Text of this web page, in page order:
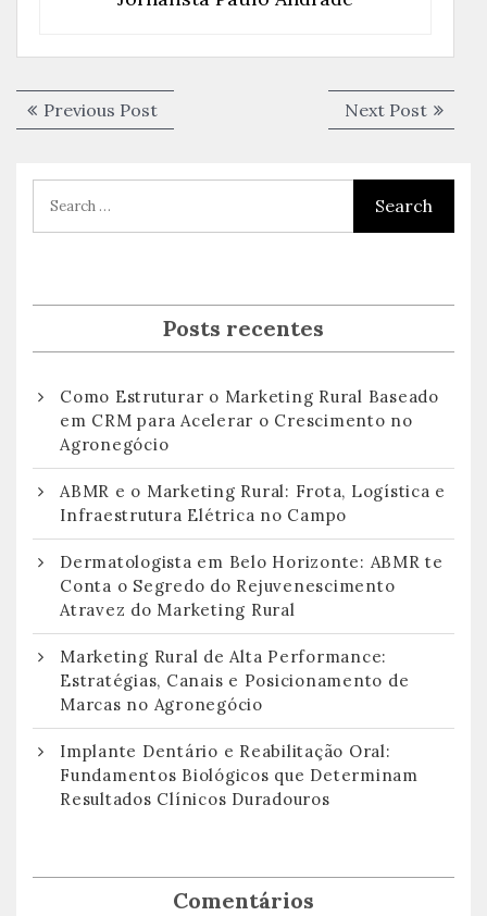
Navegação
de
Post
Previous PostPrevious
post:
Next PostNext
post:
Posts recentes
Como Estruturar o Marketing Rural Baseado
em CRM para Acelerar o Crescimento no
Agronegócio
ABMR e o Marketing Rural: Frota, Logística e
Infraestrutura Elétrica no Campo
Dermatologista em Belo Horizonte: ABMR te
Conta o Segredo do Rejuvenescimento
Atravez do Marketing Rural
Marketing Rural de Alta Performance:
Estratégias, Canais e Posicionamento de
Marcas no Agronegócio
Implante Dentário e Reabilitação Oral:
Fundamentos Biológicos que Determinam
Resultados Clínicos Duradouros
Comentários